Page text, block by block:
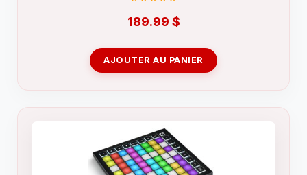
189.99 $
AJOUTER AU PANIER